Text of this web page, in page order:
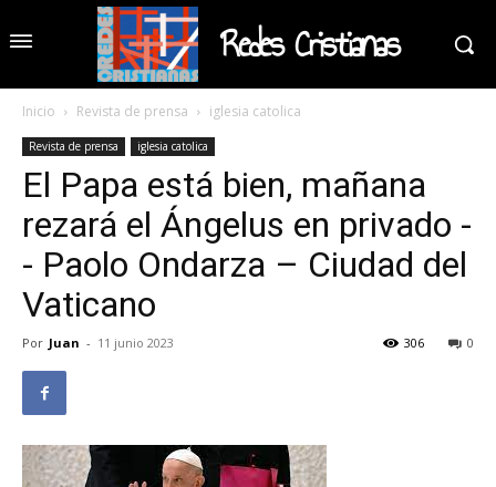
Redes Cristianas
Inicio Revista de prensa iglesia catolica
Revista de prensa iglesia catolica
El Papa está bien, mañana
rezará el Ángelus en privado -
- Paolo Ondarza – Ciudad del
Vaticano
Por Juan - 11 junio 2023 0
306